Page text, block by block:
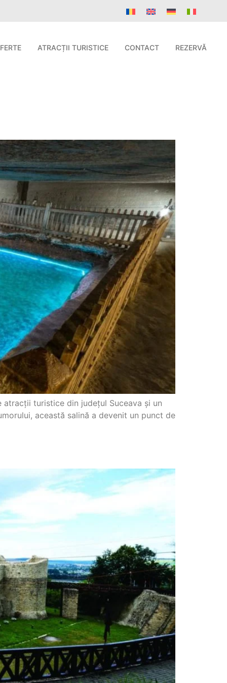
ATRACȚII TURISTICE CONTACT REZERVĂ
atracții turistice din județul Suceava și un
această salină a devenit un punct de